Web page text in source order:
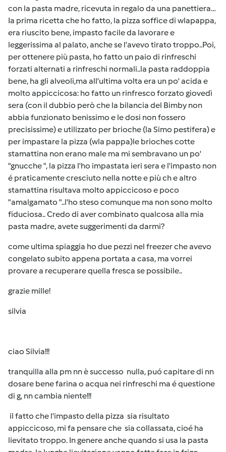
con la pasta madre, ricevuta in regalo da una panettiera…
Ia prima ricetta che ho fatto, la pizza soffice di wlapappa,
era riuscito bene, impasto facile da lavorare e
leggerissima al palato, anche se l'avevo tirato troppo..Poi,
per ottenere più pasta, ho fatto un paio di rinfreschi
forzati alternati a rinfreschi normali..la pasta raddoppia
bene, ha gli alveoli,ma all'ultima volta era un po' acida e
molto appiccicosa: ho fatto un rinfresco forzato giovedì
sera (con il dubbio però che la bilancia del Bimby non
abbia funzionato benissimo e le dosi non fossero
precisissime) e utilizzato per brioche (la Simo pestifera) e
per impastare la pizza (wla pappa)le brioches cotte
stamattina non erano male ma mi sembravano un po'
"gnucche ", la pizza l'ho impastata ieri sera e l'impasto non
é praticamente cresciuto nella notte e più ch e altro
stamattina risultava molto appiccicoso e poco
"amalgamato "..l'ho steso comunque ma non sono molto
fiduciosa.. Credo di aver combinato qualcosa alla mia
pasta madre, avete suggerimenti da darmi?
come ultima spiaggia ho due pezzi nel freezer che avevo
congelato subito appena portata a casa, ma vorrei
provare a recuperare quella fresca se possibile..
grazie mille!
silvia
ciao Silvia!!!
tranquilla alla pm nn è successo nulla, puó capitare di nn
dosare bene farina o acqua nei rinfreschi ma é questione
di g, nn cambia niente!!!
il fatto che l'impasto della pizza sia risultato
appiccicoso, mi fa pensare che sia collassata, cioé ha
lievitato troppo. In genere anche quando si usa la pasta